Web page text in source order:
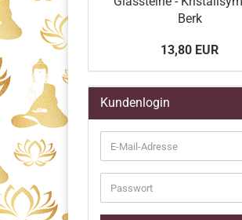
Berk
13,80 EUR
Kundenlogin
E-
Mail-
Adresse
Passwort